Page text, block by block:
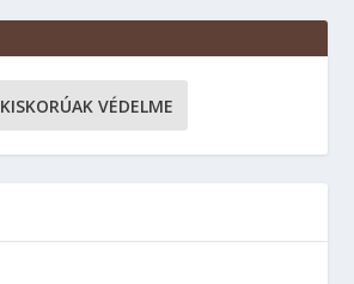
KISKORÚAK VÉDELME